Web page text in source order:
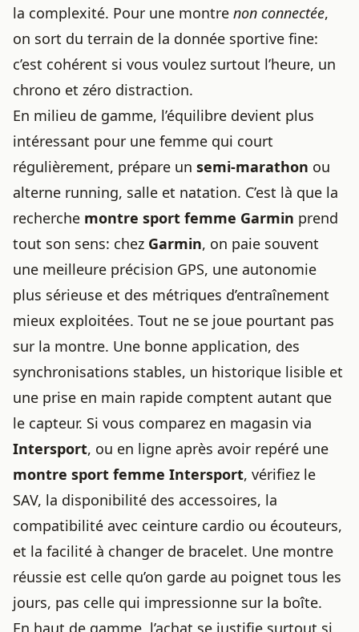
la complexité. Pour une montre non connectée,
on sort du terrain de la donnée sportive fine:
c’est cohérent si vous voulez surtout l’heure, un
chrono et zéro distraction.
En milieu de gamme, l’équilibre devient plus
intéressant pour une femme qui court
régulièrement, prépare un semi-marathon ou
alterne running, salle et natation. C’est là que la
recherche montre sport femme Garmin prend
tout son sens: chez Garmin, on paie souvent
une meilleure précision GPS, une autonomie
plus sérieuse et des métriques d’entraînement
mieux exploitées. Tout ne se joue pourtant pas
sur la montre. Une bonne application, des
synchronisations stables, un historique lisible et
une prise en main rapide comptent autant que
le capteur. Si vous comparez en magasin via
Intersport, ou en ligne après avoir repéré une
montre sport femme Intersport, vérifiez le
SAV, la disponibilité des accessoires, la
compatibilité avec ceinture cardio ou écouteurs,
et la facilité à changer de bracelet. Une montre
réussie est celle qu’on garde au poignet tous les
jours, pas celle qui impressionne sur la boîte.
En haut de gamme, l’achat se justifie surtout si